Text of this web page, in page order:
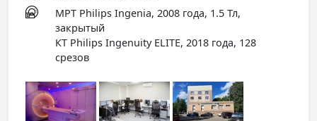
МРТ Philips Ingenia, 2008 года, 1.5 Тл,
закрытый
КТ Philips Ingenuity ELITE, 2018 года, 128
срезов